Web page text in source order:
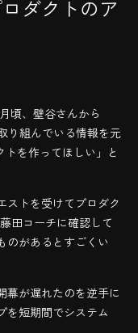
ダクトのア
頃、壁谷さんから
り組んでいる情報を元
を作ってほしい」と
ストを受けてプロダク
田コーチに確認して
のがあるとすごくい
幕が遅れたのを逆手に
を短期間でシステム